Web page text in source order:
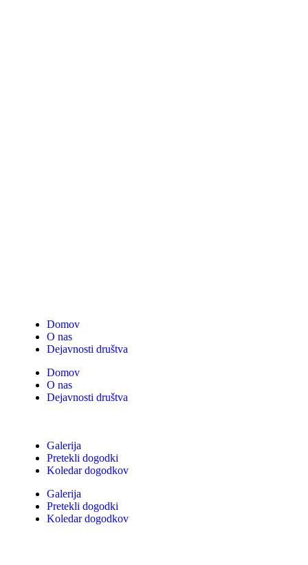
Domov
O nas
Dejavnosti društva
Domov
O nas
Dejavnosti društva
Galerija
Pretekli dogodki
Koledar dogodkov
Galerija
Pretekli dogodki
Koledar dogodkov